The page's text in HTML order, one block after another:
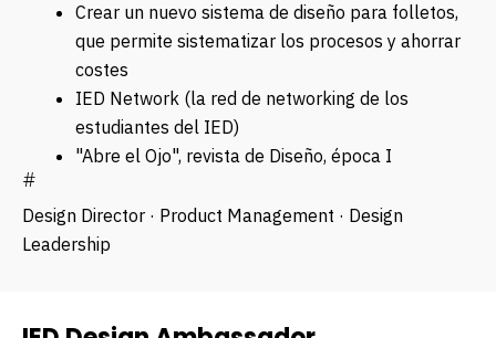
Crear un nuevo sistema de diseño para folletos,
que permite sistematizar los procesos y ahorrar
costes
IED Network (la red de networking de los
estudiantes del IED)
"Abre el Ojo", revista de Diseño, época I
#
Design Director · Product Management · Design
Leadership